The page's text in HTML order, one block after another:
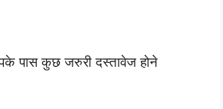
पास कुछ जरुरी दस्तावेज होने